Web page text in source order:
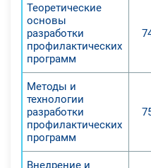
Теоретические
основы
разработки
профилактических
программ
Методы и
технологии
разработки
профилактических
программ
Внедрение и